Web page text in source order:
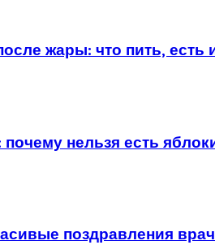
жары: что пить, есть
нельзя есть
поздравления